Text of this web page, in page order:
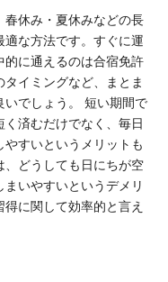
春休み・夏休みなどの長
な方法です。すぐに運
に通えるのは合宿免許
イミングなど、まとま
いでしょう。 短い期間で
済むだけでなく、毎日
すいというメリットも
どうしても日にちが空
いやすいというデメリ
に関して効率的と言え